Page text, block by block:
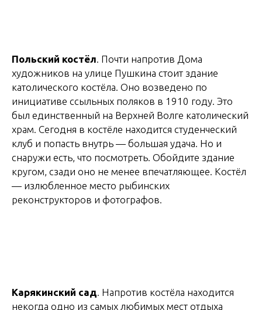
Польский костёл . Почти напротив Дома
художников на улице Пушкина стоит здание
католического костёла. Оно возведено по
инициативе ссыльных поляков в 1910 году. Это
был единственный на Верхней Волге католический
храм. Сегодня в костёле находится студенческий
клуб и попасть внутрь — большая удача. Но и
снаружи есть, что посмотреть. Обойдите здание
кругом, сзади оно не менее впечатляющее. Костёл
— излюбленное место рыбинских
реконструкторов и фотографов.
Карякинский сад . Напротив костёла находится
некогда одно из самых любимых мест отдыха